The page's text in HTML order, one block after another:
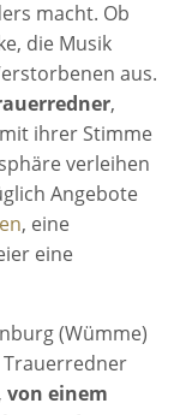
macht. Ob
die Musik
aus.
,
ihrer Stimme
verleihen
Angebote
, eine
eine
(Wümme)
von einem